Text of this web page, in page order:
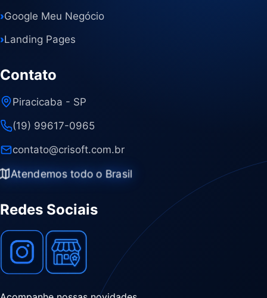
›Google Meu Negócio
›Landing Pages
Contato
Piracicaba - SP
(19) 99617-0965
contato@crisoft.com.br
Atendemos todo o Brasil
Redes Sociais